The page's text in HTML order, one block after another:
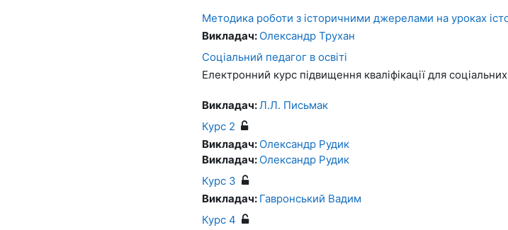
Методика роботи з історичними джерелами на уроках
Викладач: Олександр Трухан
Соціальний педагог в освіті
Електронний курс підвищення кваліфікації для
Викладач:Л.Л. Письмак
Курс 2
Викладач: Олександр Рудик
Викладач: Олександр Рудик
Курс 3
Викладач: Гавронський Вадим
Курс 4